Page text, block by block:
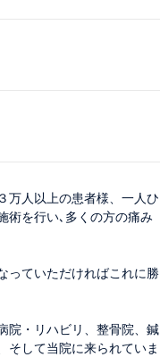
万人以上の患者様、一人ひ
術を行い､多くの方の痛み
っていただければこれに勝
院・リハビリ、整骨院、鍼
そして当院に来られていま